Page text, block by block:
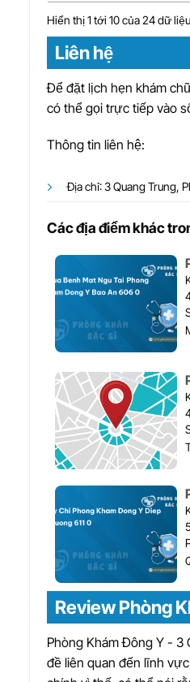
Hiển thị 1 tới 10 của 24 dữ liệu
Liên hệ
Để đặt lịch hẹn khám
có thể gọi trực tiếp vào
Thông tin liên hệ:
Địa chỉ: 3 Quang Trung,
Các địa điểm khác
Review Phòng
Phòng Khám Đông Y - 3
đề liên quan đến lĩnh